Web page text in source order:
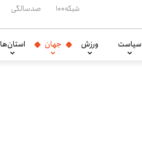
شبکه۱۰۰ صدسالگی
سیاست ورزش جهان استان‌ها